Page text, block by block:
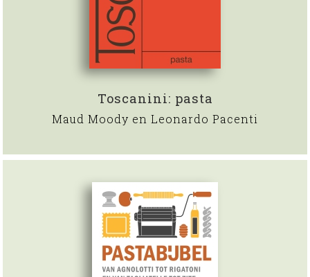
Toscanini: pasta
Maud Moody en Leonardo Pacenti